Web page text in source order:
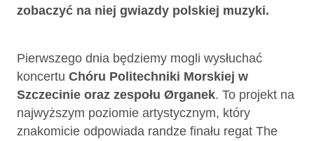
zobaczyć na niej gwiazdy polskiej muzyki.
Pierwszego dnia będziemy mogli wysłuchać
koncertu Chóru Politechniki Morskiej w
Szczecinie oraz zespołu Ørganek. To projekt na
najwyższym poziomie artystycznym, który
znakomicie odpowiada randze finału regat The